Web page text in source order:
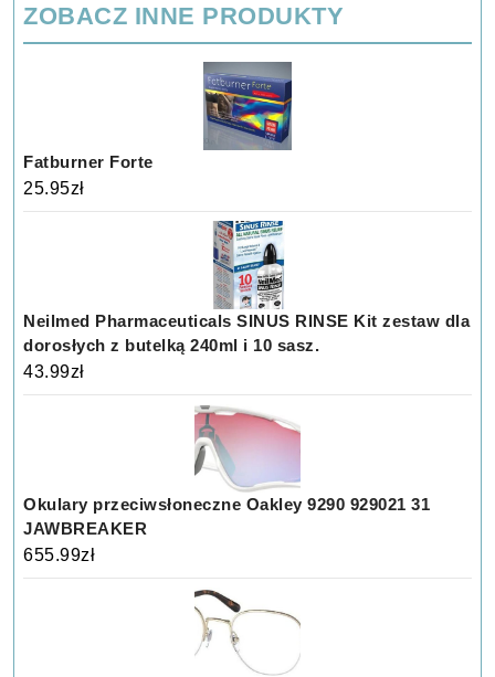
ZOBACZ INNE PRODUKTY
Fatburner Forte
25.95zł
Neilmed Pharmaceuticals SINUS RINSE Kit zestaw dla
dorosłych z butelką 240ml i 10 sasz.
43.99zł
Okulary przeciwsłoneczne Oakley 9290 929021 31
JAWBREAKER
655.99zł